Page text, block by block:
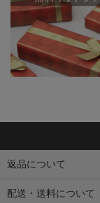
返品について
配送・送料について